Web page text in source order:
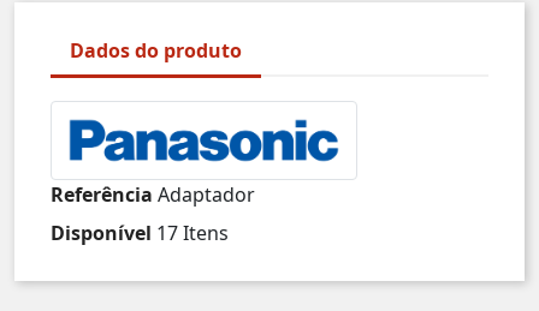
Dados do produto
Referência Adaptador
Disponível 17 Itens